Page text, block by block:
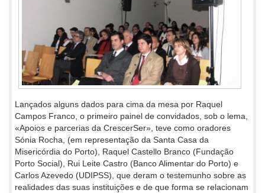
Lançados alguns dados para cima da mesa por Raquel
Campos Franco, o primeiro painel de convidados, sob o lema,
«Apoios e parcerias da CrescerSer», teve como oradores
Sónia Rocha, (em representação da Santa Casa da
Misericórdia do Porto), Raquel Castello Branco (Fundação
Porto Social), Rui Leite Castro (Banco Alimentar do Porto) e
Carlos Azevedo (UDIPSS), que deram o testemunho sobre as
realidades das suas instituições e de que forma se relacionam